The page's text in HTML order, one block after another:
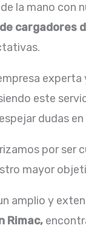
la mano con
cargadores
este
dudas
por ser
mayor
amplio y
Rimac,